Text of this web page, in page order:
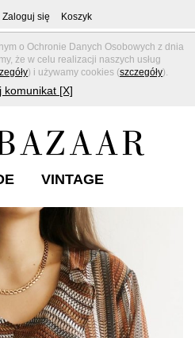
o Ochronie Danych Osobowych z dnia
że w celu realizacji naszych usług
) i używamy cookies (szczegóły).
komunikat [X]
Zaloguj się Koszyk
VINTAGE